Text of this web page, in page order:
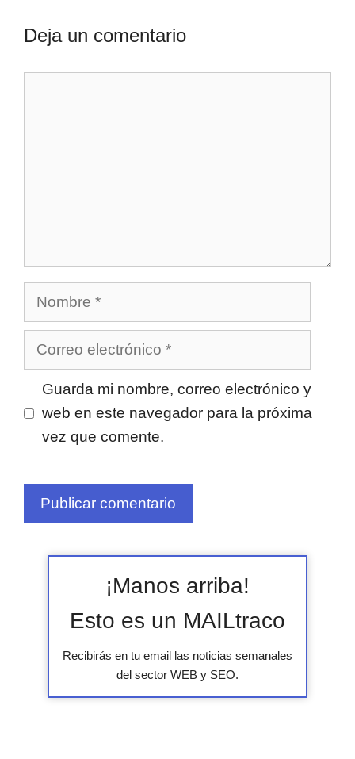
Deja un comentario
Nombre
Correo
electrónico
Guarda mi nombre, correo electrónico y
web en este navegador para la próxima
vez que comente.
¡Manos arriba!
Esto es un MAILtraco
Recibirás en tu email las noticias semanales
del sector WEB y SEO.